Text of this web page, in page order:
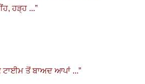
,ਹੜ੍ਹ ...”
ਤੋਂ ਬਾਅਦ ਆਪਾਂ ...”